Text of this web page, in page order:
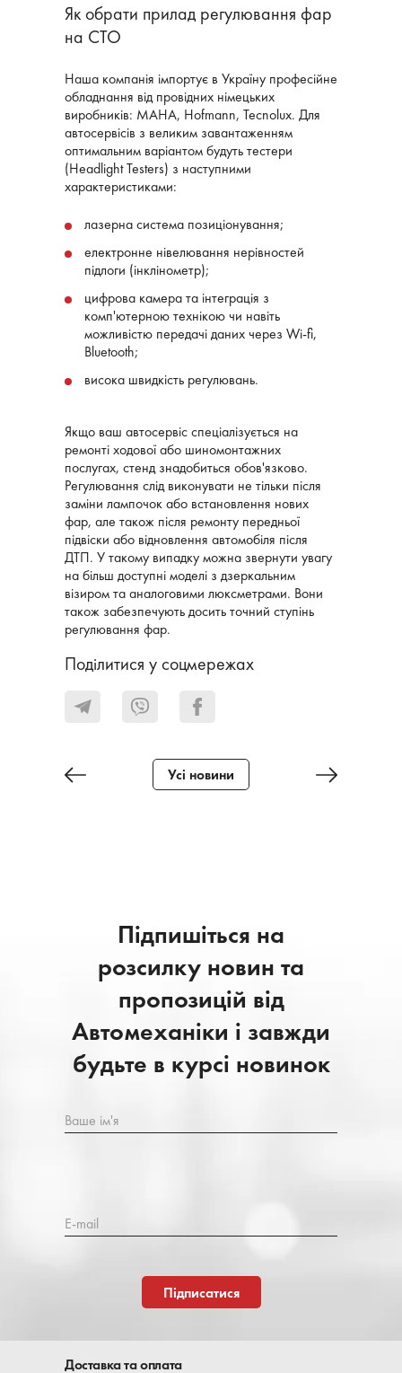
Як обрати прилад регулювання фар
на СТО
Наша компанія імпортує в Україну професійне
обладнання від провідних німецьких
виробників: MAHA, Hofmann, Tecnolux. Для
автосервісів з великим завантаженням
оптимальним варіантом будуть тестери
(Headlight Testers) з наступними
характеристиками:
лазерна система позиціонування;
електронне нівелювання нерівностей
підлоги (інклінометр);
цифрова камера та інтеграція з
комп'ютерною технікою чи навіть
можливістю передачі даних через Wi-fi,
Bluetooth;
висока швидкість регулювань.
Якщо ваш автосервіс спеціалізується на
ремонті ходової або шиномонтажних
послугах, стенд знадобиться обов'язково.
Регулювання слід виконувати не тільки після
заміни лампочок або встановлення нових
фар, але також після ремонту передньої
підвіски або відновлення автомобіля після
ДТП. У такому випадку можна звернути увагу
на більш доступні моделі з дзеркальним
візиром та аналоговими люксметрами. Вони
також забезпечують досить точний ступінь
регулювання фар.
Поділитися у соцмережах
Усі новини
Підпишіться на
розсилку новин та
пропозицій від
Автомеханіки і завжди
будьте в курсі новинок
Ваше ім'я
E-mail
Підписатися
Доставка та оплата